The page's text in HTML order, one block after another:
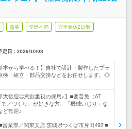
急募 学歴不問 完全週休2日制
定日： 2026/10/08
本から学べる！】自社で設計・製作したプラ
検・組立・部品交換などをお任せします。◎
大歓迎◎意欲重視の採用♪】■要普免（AT
ノづくり」が好きな方、「機械いじり」な
ど歓迎♪
営業部／関東支店 茨城県つくば市片田492 ■